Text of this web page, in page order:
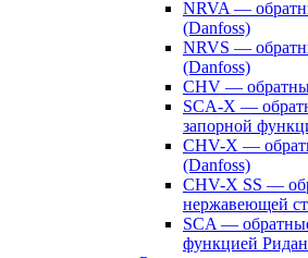
NRVA —
(Danfoss)
NRVS —
(Danfoss)
CHV —
SCA-X —
запорной
CHV-X —
(Danfoss)
CHV-X SS —
нержавеющей
SCA —
функцией Ридан